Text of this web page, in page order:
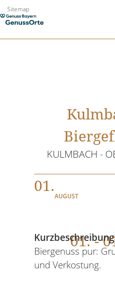
Zum
Inhalt
Sitemap
KULMBACH -
01.
AUGUST
01. -
Biergenuss pur:
und Verkostung.